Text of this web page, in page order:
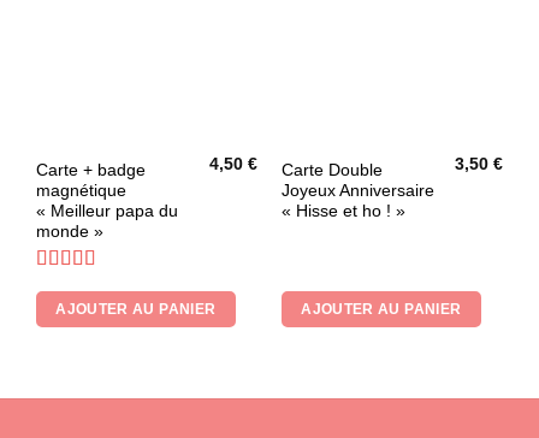
Carte + badge
magnétique
« Meilleur papa du
monde »
Note5sur 5
4,50€
AJOUTER AU PANIER
Carte Double
Joyeux Anniversaire
« Hisse et ho ! »
3,50€
AJOUTER AU PANIER